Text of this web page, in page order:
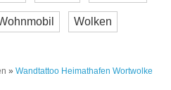
Wolken
» Wandtattoo Heimathafen Wortwolke